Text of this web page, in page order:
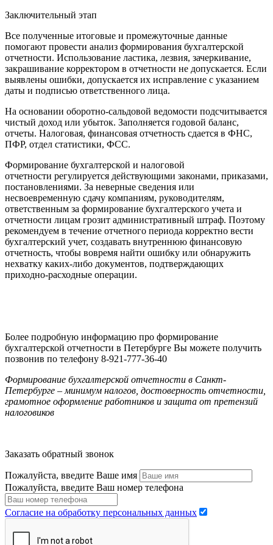
Заключительный этап
Все полученные итоговые и промежуточные данные
помогают провести анализ формирования бухгалтерской
отчетности. Использование ластика, лезвия, зачеркивание,
закрашивание корректором в отчетности не допускается. Если
выявлены ошибки, допускается их исправление с указанием
даты и подписью ответственного лица.
На основании оборотно-сальдовой ведомости подсчитывается
чистый доход или убыток. Заполняется годовой баланс,
отчеты. Налоговая, финансовая отчетность сдается в ФНС,
ПФР, отдел статистики, ФСС.
Формирование бухгалтерской и налоговой
отчетности регулируется действующими законами, приказами,
постановлениями. За неверные сведения или
несвоевременную сдачу компаниям, руководителям,
ответственным за формирование бухгалтерского учета и
отчетности лицам грозит административный штраф. Поэтому
рекомендуем в течение отчетного периода корректно вести
бухгалтерский учет, создавать внутреннюю финансовую
отчетность, чтобы вовремя найти ошибку или обнаружить
нехватку каких-либо документов, подтверждающих
приходно-расходные операции.
Более подробную информацию про формирование
бухгалтерской отчетности в Петербурге Вы можете получить
позвонив по телефону 8-921-777-36-40
Формирование бухгалтерской отчетности в Санкт-
Петербурге – минимум налогов, достоверность отчетности,
грамотное оформление работников и защита от претензий
налоговиков
Заказать обратный звонок
Пожалуйста, введите Ваше имя
Пожалуйста, введите Ваш номер телефона
Согласие на обработку персональных данных